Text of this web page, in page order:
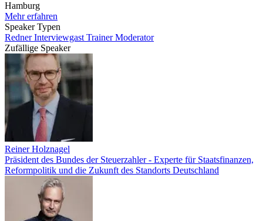
Hamburg
Mehr erfahren
Speaker Typen
RednerInterviewgast TrainerModerator
Zufällige Speaker
Reiner Holznagel
Präsident des Bundes der Steuerzahler - Experte für Staatsfinanzen,
Reformpolitik und die Zukunft des Standorts Deutschland